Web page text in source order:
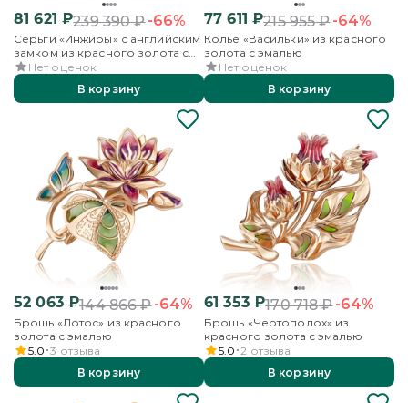
81 621 ₽239 390₽-66%
Серьги «Инжиры» с английским
замком из красного золота с
гранатами, хромдиопсидами и
эмалью
Нет оценок
В корзину
77 611 ₽215 955₽-64%
Колье «Васильки» из красного
золота с эмалью
Нет оценок
В корзину
52 063₽144 866₽-64%
Брошь «Лотос» из красного
золота с эмалью
5.0 3 отзыва
В корзину
61 353₽170 718₽-64%
Брошь «Чертополох» из
красного золота с эмалью
5.0 2 отзыва
В корзину